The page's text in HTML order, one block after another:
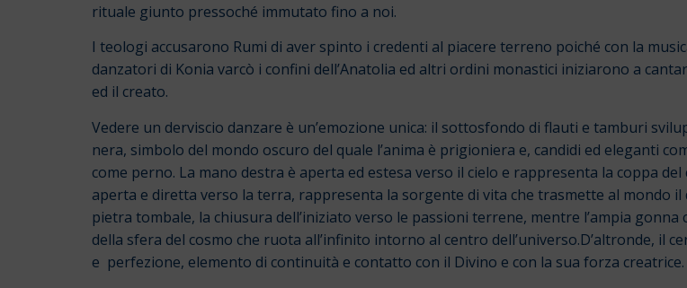
rituale giunto pressoché immutato fino a noi.
I teologi accusarono Rumi di aver spinto i credenti al piacere terreno poiché con la
danzatori di Konia varcò i confini dell’Anatolia ed altri ordini monastici iniziarono a
ed il creato.
Vedere un derviscio danzare è un’emozione unica: il sottosfondo di flauti e tamburi
nera, simbolo del mondo oscuro del quale l’anima è prigioniera e, candidi ed eleganti
come perno. La mano destra è aperta ed estesa verso il cielo e rappresenta la coppa
aperta e diretta verso la terra, rappresenta la sorgente di vita che trasmette al mondo
pietra tombale, la chiusura dell’iniziato verso le passioni terrene, mentre l’ampia
della sfera del cosmo che ruota all’infinito intorno al centro dell’universo.D’altronde, il
e perfezione, elemento di continuità e contatto con il Divino e con la sua forza creatrice.